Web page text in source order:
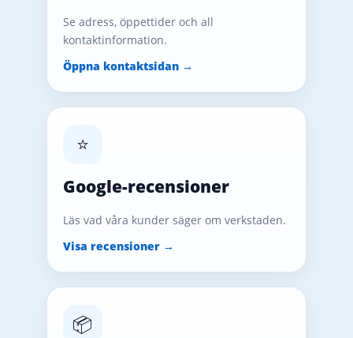
Se adress, öppettider och all
kontaktinformation.
Öppna kontaktsidan →
⭐
Google-recensioner
Läs vad våra kunder säger om verkstaden.
Visa recensioner →
📦